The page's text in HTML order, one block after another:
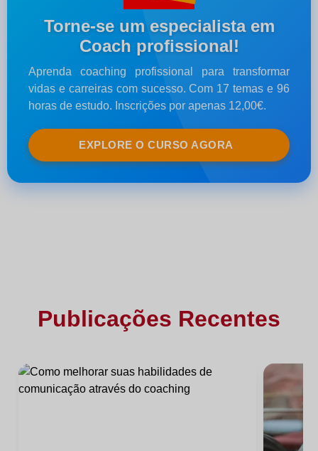
Torne-se um especialista em
Coach profissional!
Aprenda coaching profissional para transformar
vidas e carreiras com sucesso. Com 17 temas e 96
horas de estudo. Inscrições por apenas 12,00€.
EXPLORE O CURSO AGORA
Publicações Recentes